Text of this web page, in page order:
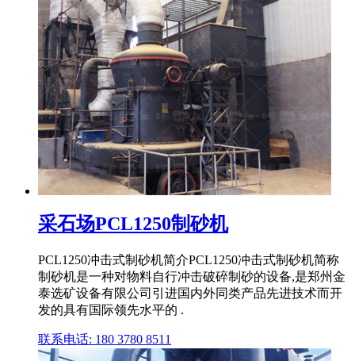
采石场PCL1250制砂机
PCL1250冲击式制砂机简介PCL1250冲击式制砂机简称
制砂机是一种对物料自行冲击破碎制砂的设备,是郑州金
泰选矿设备有限公司引进国内外同类产品先进技术而开
发的具有国际领先水平的 .
联系电话: 180 3780 8511